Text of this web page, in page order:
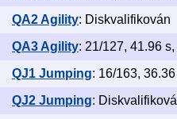
QA2 Agility: Diskvalifikován
QA3 Agility: 21/127, 41.96
QJ1 Jumping: 16/163,
QJ2 Jumping: